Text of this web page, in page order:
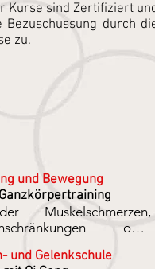
Kurse sind Zertifiziert
Bezuschussung durch
zu.
und Bewegung
Muskelschmerzen,
oder
bietet die Möglichkeit,
und Gelenkschule